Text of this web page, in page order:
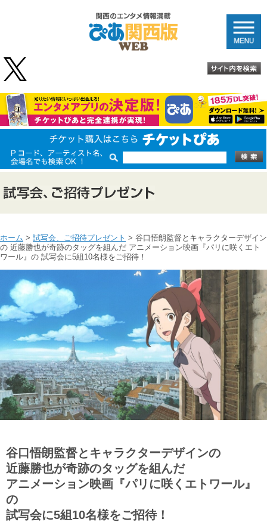
ホーム > 試写会、ご招待プレゼント > 谷口悟朗監督とキャラクターデザイン
の 近藤勝也が奇跡のタッグを組んだ アニメーション映画『パリに咲くエト
ワール』の 試写会に5組10名様をご招待！
谷口悟朗監督とキャラクターデザインの
近藤勝也が奇跡のタッグを組んだ
アニメーション映画『パリに咲くエトワール』
の
試写会に5組10名様をご招待！